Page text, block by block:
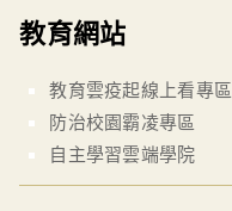
教育網站
教育雲疫起線上看專區
防治校園霸凌專區
自主學習雲端學院